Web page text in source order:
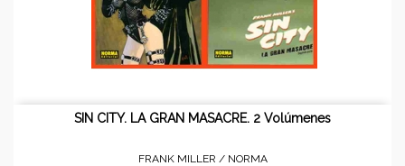
SIN CITY. LA GRAN MASACRE. 2 Volúmenes
FRANK MILLER / NORMA